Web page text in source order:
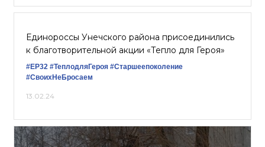
Единороссы Унечского района присоединились
к благотворительной акции «Тепло для Героя»
#ЕР32 #ТеплодляГероя #Старшеепоколение
#СвоихНеБросаем
13.02.24